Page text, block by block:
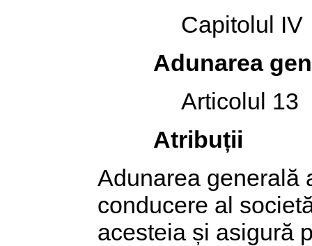
Capitolul IV
Adunarea
Articolul 13
Atribuții
Adunarea generală
conducere al
acesteia și asigură